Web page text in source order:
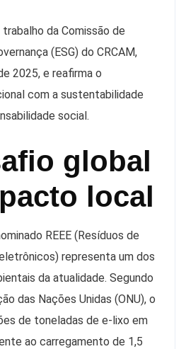
da Comissão de
(ESG) do CRCAM,
2025, e reafirma o
com a sustentabilidade
social.
global
local
REEE (Resíduos de
representa um dos
da atualidade. Segundo
das Nações Unidas (ONU), o
de toneladas de e-lixo em
ao carregamento de 1,5